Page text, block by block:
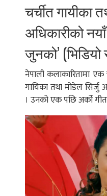
चर्चीत गायीका
अधिकारीको
जुनको’ (भिडियो
नेपाली कलाकारितामा एक
गायिका तथा मोडेल सिर्जु
। उनको एक पछि अर्को